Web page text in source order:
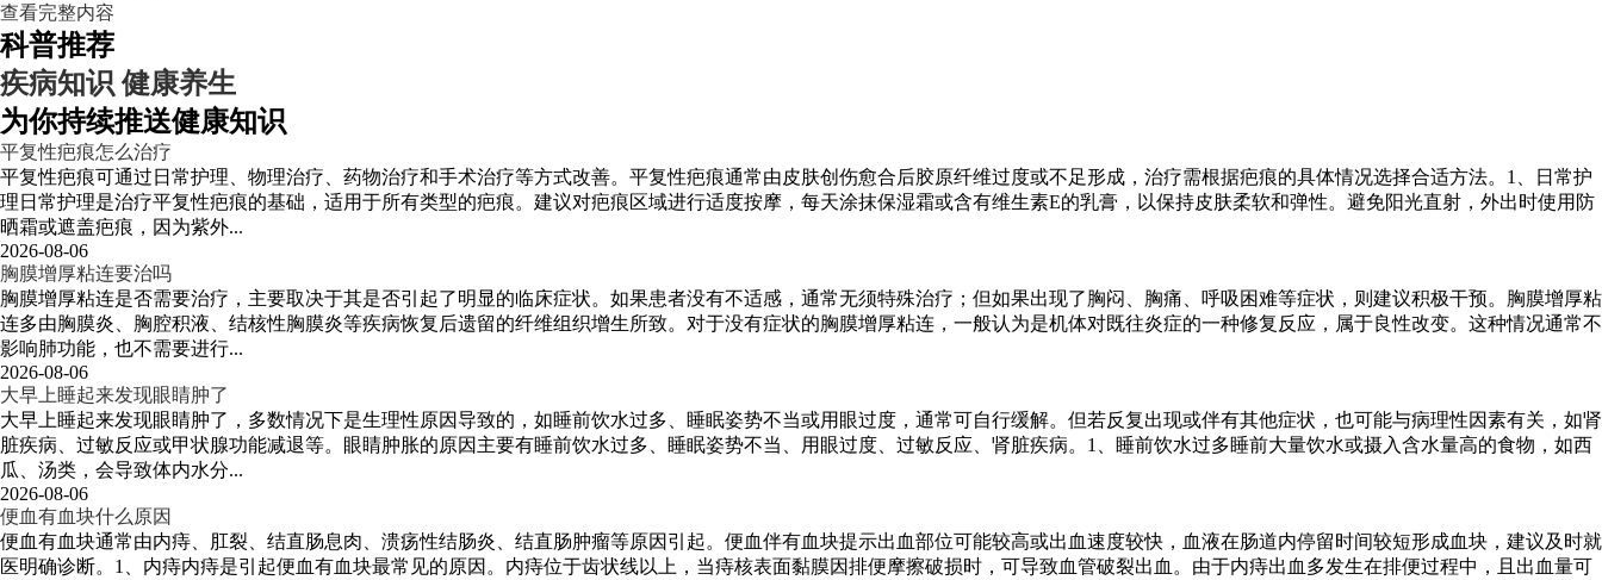
查看完整内容
科普推荐
疾病知识 健康养生
为你持续推送健康知识
平复性疤痕怎么治疗
平复性疤痕可通过日常护理、物理治疗、药物治疗和手术治疗等方式改善。平复性疤痕通常由皮肤创伤愈合后胶原纤维过度或不足形成，治疗需根据疤痕的具体情况选择合适方法。1、日常护
理日常护理是治疗平复性疤痕的基础，适用于所有类型的疤痕。建议对疤痕区域进行适度按摩，每天涂抹保湿霜或含有维生素E的乳膏，以保持皮肤柔软和弹性。避免阳光直射，外出时使用防
晒霜或遮盖疤痕，因为紫外...
2026-08-06
胸膜增厚粘连要治吗
胸膜增厚粘连是否需要治疗，主要取决于其是否引起了明显的临床症状。如果患者没有不适感，通常无须特殊治疗；但如果出现了胸闷、胸痛、呼吸困难等症状，则建议积极干预。胸膜增厚粘
连多由胸膜炎、胸腔积液、结核性胸膜炎等疾病恢复后遗留的纤维组织增生所致。对于没有症状的胸膜增厚粘连，一般认为是机体对既往炎症的一种修复反应，属于良性改变。这种情况通常不
影响肺功能，也不需要进行...
2026-08-06
大早上睡起来发现眼睛肿了
大早上睡起来发现眼睛肿了，多数情况下是生理性原因导致的，如睡前饮水过多、睡眠姿势不当或用眼过度，通常可自行缓解。但若反复出现或伴有其他症状，也可能与病理性因素有关，如肾
脏疾病、过敏反应或甲状腺功能减退等。眼睛肿胀的原因主要有睡前饮水过多、睡眠姿势不当、用眼过度、过敏反应、肾脏疾病。1、睡前饮水过多睡前大量饮水或摄入含水量高的食物，如西
瓜、汤类，会导致体内水分...
2026-08-06
便血有血块什么原因
便血有血块通常由内痔、肛裂、结直肠息肉、溃疡性结肠炎、结直肠肿瘤等原因引起。便血伴有血块提示出血部位可能较高或出血速度较快，血液在肠道内停留时间较短形成血块，建议及时就
医明确诊断。1、内痔内痔是引起便血有血块最常见的原因。内痔位于齿状线以上，当痔核表面黏膜因排便摩擦破损时，可导致血管破裂出血。由于内痔出血多发生在排便过程中，且出血量可